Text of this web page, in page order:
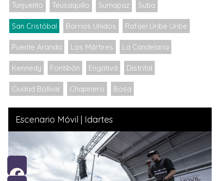
Tunjuelito Teusaquillo Sumapaz Suba
San Cristóbal Barrios Unidos Rafael Uribe Uribe
Puente Aranda Los Mártires La Candelaria
Kennedy Fontibón Engativá Distrital
Ciudad Bolívar Chapinero Bosa
Escenario Móvil | Idartes